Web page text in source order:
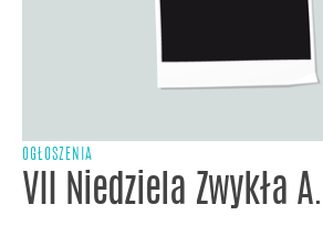
OGŁOSZENIA
VII Niedziela Zwykła